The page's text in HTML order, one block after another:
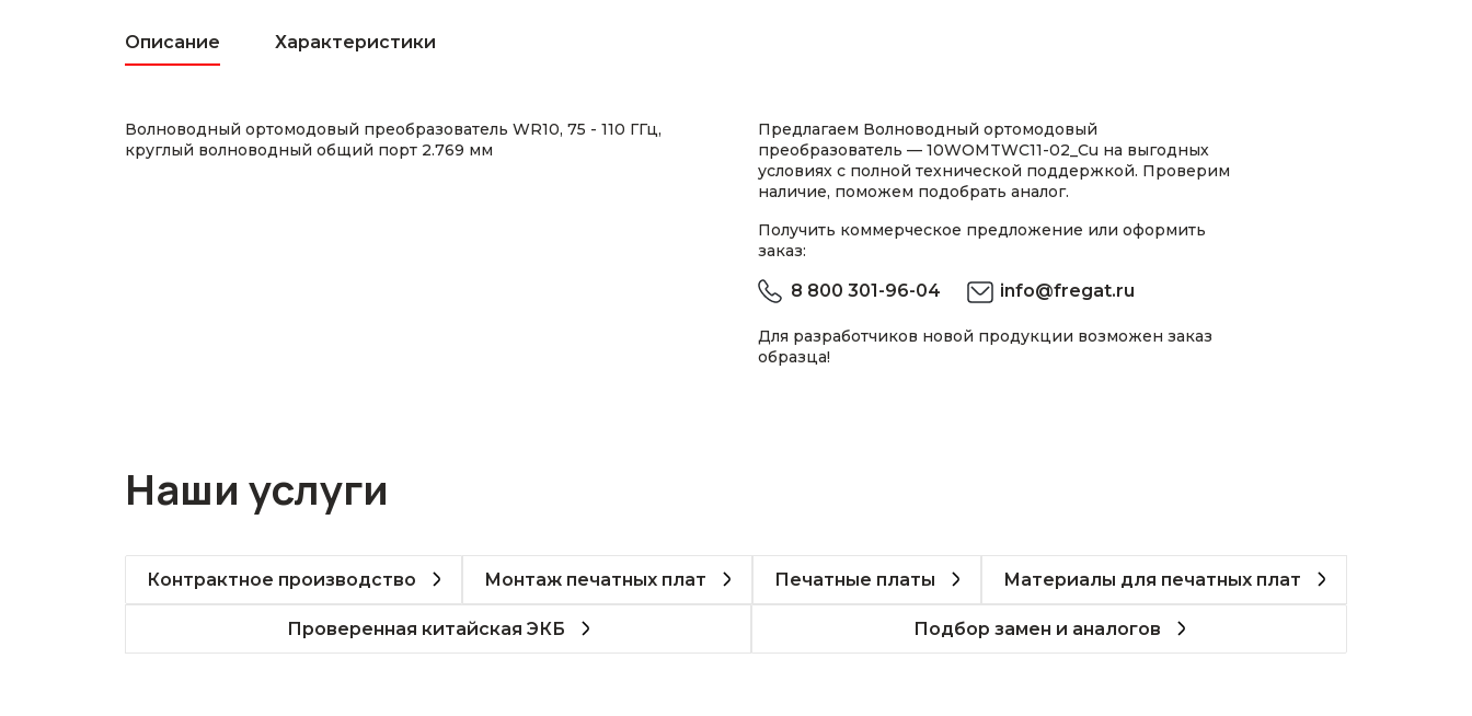
Описание Характеристики
Волноводный ортомодовый преобразователь WR10, 75 - 110 ГГц,
круглый волноводный общий порт 2.769 мм
Предлагаем Волноводный ортомодовый
преобразователь — 10WOMTWC11-02_Cu на выгодных
условиях с полной технической поддержкой. Проверим
наличие, поможем подобрать аналог.
Получить коммерческое предложение или оформить
заказ:
8 800 301-96-04 info@fregat.ru
Для разработчиков новой продукции возможен заказ
образца!
Наши услуги
Контрактное производство Монтаж печатных плат Печатные платы Материалы для печатных плат
Проверенная китайская ЭКБ Подбор замен и аналогов